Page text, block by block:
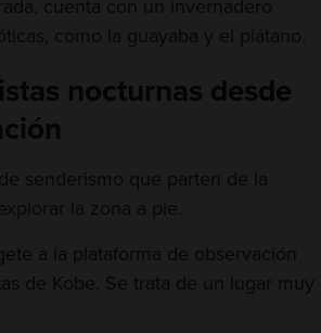
cuenta con un invernadero
como la guayaba y el plátano.
nocturnas desde
senderismo que parten de la
la zona a pie.
a la plataforma de observación
de Kobe. Se trata de un lugar muy